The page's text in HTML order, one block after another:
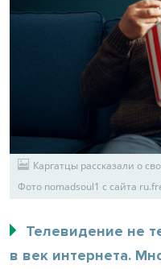
Каргатцы рассказали о
Фото nomadsoul1 с сайта
Телевидение не
в век интернета.